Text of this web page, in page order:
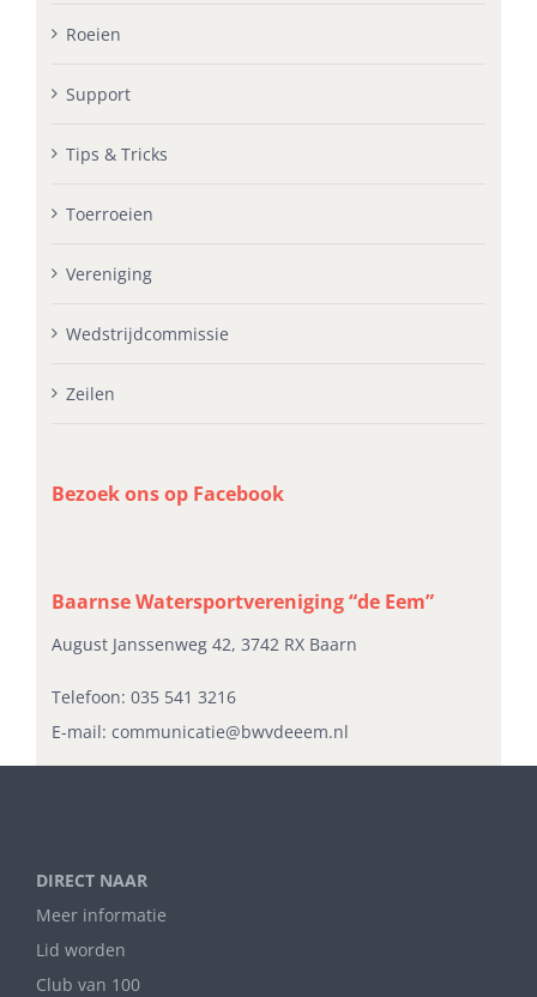
Roeien
Support
Tips & Tricks
Toerroeien
Vereniging
Wedstrijdcommissie
Zeilen
Bezoek ons op Facebook
Baarnse Watersportvereniging “de Eem”
August Janssenweg 42, 3742 RX Baarn
Telefoon:035 541 3216
E-mail:communicatie@bwvdeeem.nl
DIRECT NAAR
Meer informatie
Lid worden
Club van 100